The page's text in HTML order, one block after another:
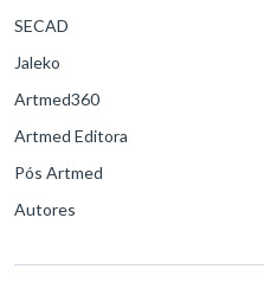
SECAD
Jaleko
Artmed360
Artmed Editora
Pós Artmed
Autores